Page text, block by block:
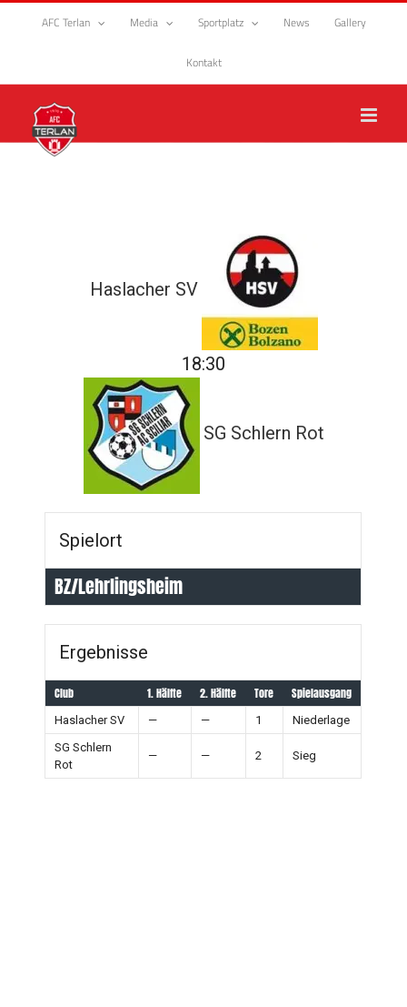
Zum
AFC Terlan Media Sportplatz News Gallery
Kontakt
Haslacher SV
18:30
SG Schlern Rot
Spielort
BZ/Lehrlingsheim
Ergebnisse
Club 1. Hälfte 2. Hälfte Tore Spielausgang
Haslacher SV — — 1
Niederlage
SG Schlern
Rot
— — 2 Sieg